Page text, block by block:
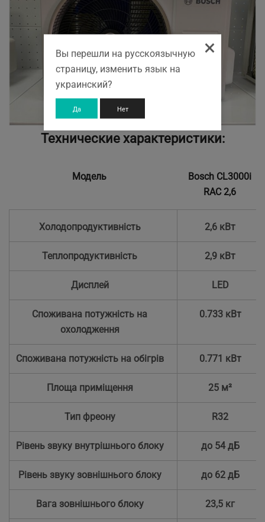
Технические характеристики:
Модель
Bosch CL3000i
RAC 2,6
Холодопродуктивність 2,6 кВт
Теплопродуктивність 2,9 кВт
Дисплей LED
Споживана потужність на
охолодження
0.733 кВт
Споживана потужність на обігрів 0.771 кВт
Площа приміщення 25 м²
Тип фреону R32
Рівень звуку внутрішнього блоку до 54 дБ
Рівень звуку зовнішнього блоку до 62 дБ
Вага зовнішнього блоку 23,5 кг
×
Вы перешли на русскоязычную
страницу, изменить язык на
украинский?
Да Нет